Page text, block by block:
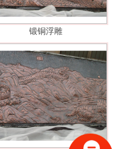
锻铜浮雕